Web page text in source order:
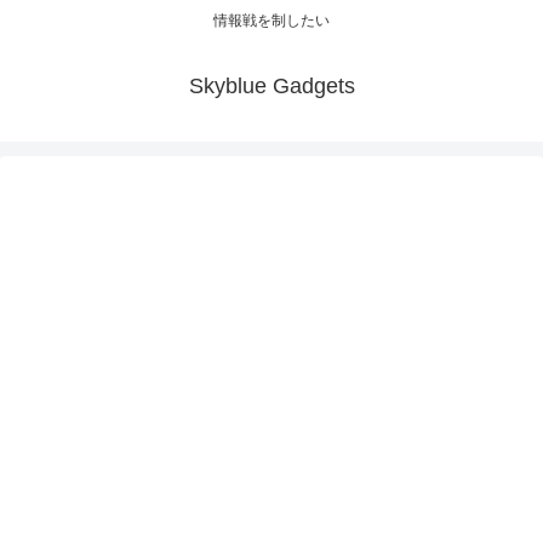
情報戦を制したい
Skyblue Gadgets